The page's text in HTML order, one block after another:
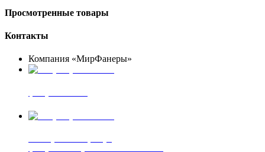
Просмотренные товары
Контакты
Компания «МирФанеры»